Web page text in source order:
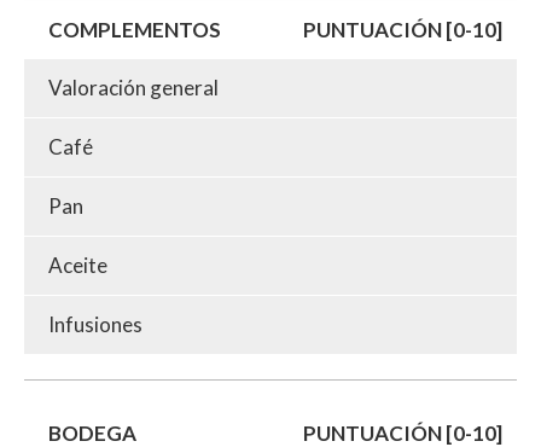
COMPLEMENTOS PUNTUACIÓN [0-10]
Valoración general
Café
Pan
Aceite
Infusiones
BODEGA PUNTUACIÓN [0-10]